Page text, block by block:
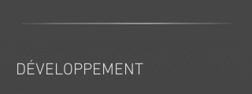
DÉVELOPPEMENT